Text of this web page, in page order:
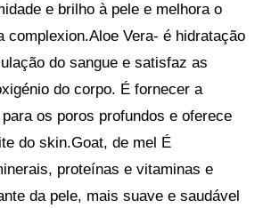
e brilho à pele e melhora o
complexion.Aloe Vera- é hidratação
do sangue e satisfaz as
do corpo. É fornecer a
os poros profundos e oferece
do skin.Goat, de mel É
proteínas e vitaminas e
da pele, mais suave e saudável